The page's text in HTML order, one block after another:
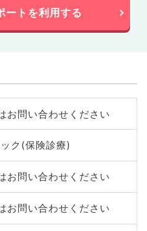
ートを利用する
お問い合わせください
ク(保険診療)
お問い合わせください
お問い合わせください